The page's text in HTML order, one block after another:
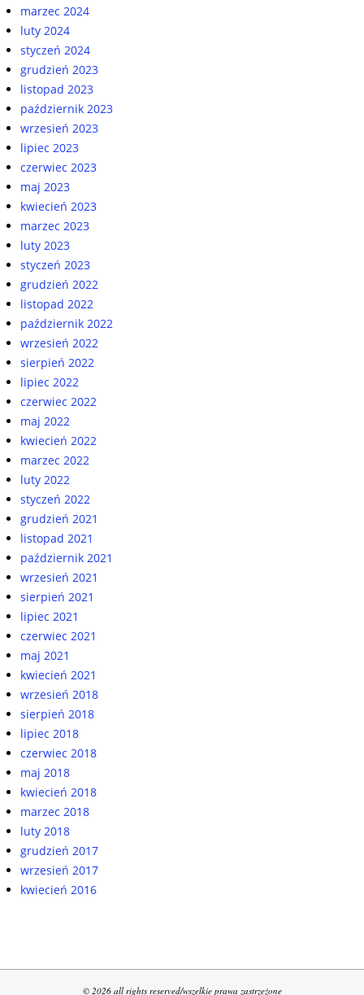
marzec 2024
luty 2024
styczeń 2024
grudzień 2023
listopad 2023
październik 2023
wrzesień 2023
lipiec 2023
czerwiec 2023
maj 2023
kwiecień 2023
marzec 2023
luty 2023
styczeń 2023
grudzień 2022
listopad 2022
październik 2022
wrzesień 2022
sierpień 2022
lipiec 2022
czerwiec 2022
maj 2022
kwiecień 2022
marzec 2022
luty 2022
styczeń 2022
grudzień 2021
listopad 2021
październik 2021
wrzesień 2021
sierpień 2021
lipiec 2021
czerwiec 2021
maj 2021
kwiecień 2021
wrzesień 2018
sierpień 2018
lipiec 2018
czerwiec 2018
maj 2018
kwiecień 2018
marzec 2018
luty 2018
grudzień 2017
wrzesień 2017
kwiecień 2016
© 2026 all rights reserved/wszelkie prawa zastrzeżone